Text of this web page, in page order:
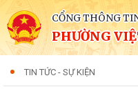
CỔNG THÔNG
PHƯỜNG
TIN TỨC - SỰ KIỆN